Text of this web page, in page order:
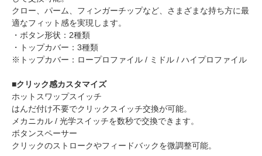
クロー、パーム、フィンガーチップなど、さまざまな持ち方に最
適なフィット感を実現します。
・ボタン形状：2種類
・トップカバー：3種類
※トップカバー：ロープロファイル / ミドル / ハイプロファイル
■クリック感カスタマイズ
ホットスワップスイッチ
はんだ付け不要でクリックスイッチ交換が可能。
メカニカル / 光学スイッチを数秒で交換できます。
ボタンスペーサー
クリックのストロークやフィードバックを微調整可能。